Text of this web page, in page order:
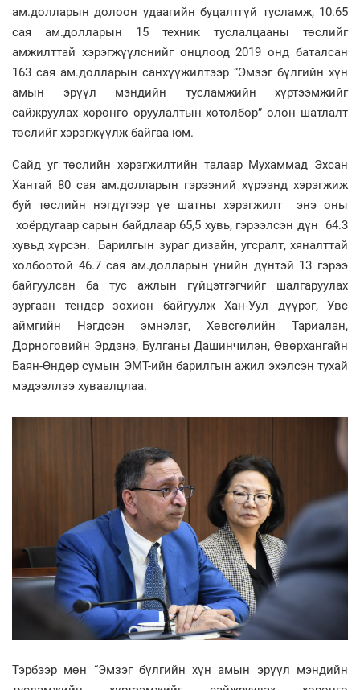
ам.долларын долоон удаагийн буцалтгүй тусламж, 10.65
сая ам.долларын 15 техник туслалцааны төслийг
амжилттай хэрэгжүүлснийг онцлоод 2019 онд баталсан
163 сая ам.долларын санхүүжилтээр “Эмзэг бүлгийн хүн
амын эрүүл мэндийн тусламжийн хүртээмжийг
сайжруулах хөрөнгө оруулалтын хөтөлбөр” олон шатлалт
төслийг хэрэгжүүлж байгаа юм.
Сайд уг төслийн хэрэгжилтийн талаар Мухаммад Эхсан
Хантай 80 сая ам.долларын гэрээний хүрээнд хэрэгжиж
буй төслийн нэгдүгээр үе шатны хэрэгжилт энэ оны
хоёрдугаар сарын байдлаар 65,5 хувь, гэрээлсэн дүн 64.3
хувьд хүрсэн. Барилгын зураг дизайн, угсралт, хяналттай
холбоотой 46.7 сая ам.долларын үнийн дүнтэй 13 гэрээ
байгуулсан ба тус ажлын гүйцэтгэгчийг шалгаруулах
зургаан тендер зохион байгуулж Хан-Уул дүүрэг, Увс
аймгийн Нэгдсэн эмнэлэг, Хөвсгөлийн Тариалан,
Дорноговийн Эрдэнэ, Булганы Дашинчилэн, Өвөрхангайн
Баян-Өндөр сумын ЭМТ-ийн барилгын ажил эхэлсэн тухай
мэдээллээ хуваалцлаа.
Тэрбээр мөн “Эмзэг бүлгийн хүн амын эрүүл мэндийн